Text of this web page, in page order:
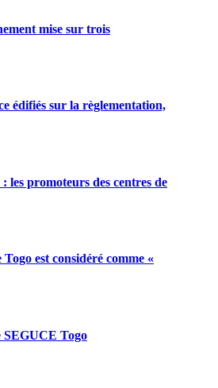
mise sur trois
édifiés sur la règlementation,
les promoteurs des centres de
est considéré comme «
SEGUCE Togo